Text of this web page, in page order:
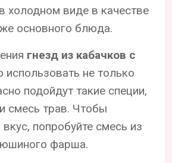
холодном виде в качестве
основного блюда.
гнезд из кабачков с
использовать не только
подойдут такие специи,
смесь трав. Чтобы
попробуйте смесь из
фарша.